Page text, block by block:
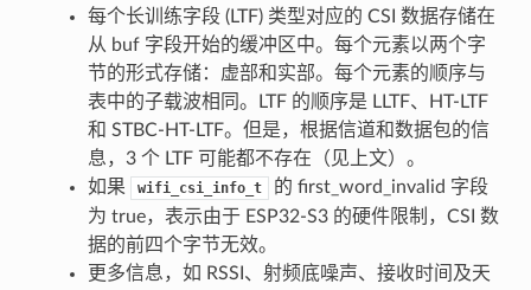
每个长训练字段 (LTF) 类型对应的 CSI 数据存储在
从 buf 字段开始的缓冲区中。每个元素以两个字
节的形式存储：虚部和实部。每个元素的顺序与
表中的子载波相同。LTF 的顺序是 LLTF、HT-LTF
和 STBC-HT-LTF。但是，根据信道和数据包的信
息，3 个 LTF 可能都不存在（见上文）。
如果
wifi_csi_info_t
的 first_word_invalid 字段
为 true，表示由于 ESP32-S3 的硬件限制，CSI 数
据的前四个字节无效。
更多信息，如 RSSI、射频底噪声、接收时间及天